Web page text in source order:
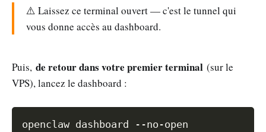
⚠️ Laissez ce terminal ouvert — c'est le tunnel qui
vous donne accès au dashboard.
Puis, de retour dans votre premier terminal (sur le
VPS), lancez le dashboard :